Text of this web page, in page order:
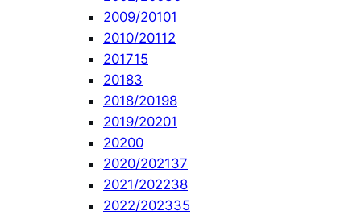
2009/20101
2010/20112
201715
20183
2018/20198
2019/20201
20200
2020/202137
2021/202238
2022/202335